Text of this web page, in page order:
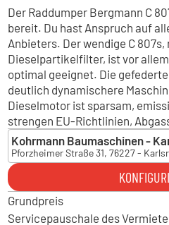
Der Raddumper Bergmann C
bereit. Du hast Anspruch auf
Anbieters. Der wendige C
Dieselpartikelfilter, ist vor
optimal geeignet. Die
deutlich dynamischere
Dieselmotor ist sparsam,
strengen EU-Richtlinien,
Kohrmann Baumaschinen -
Pforzheimer Straße 31, 76227 -
Kohrmann Baumaschinen -
Pforzheimer Straße 31, 76227 -
Kohrmann Baumaschinen -
Gewerbestraße 32, 79774 - Albbruck ,
Grundpreis
Servicepauschale des